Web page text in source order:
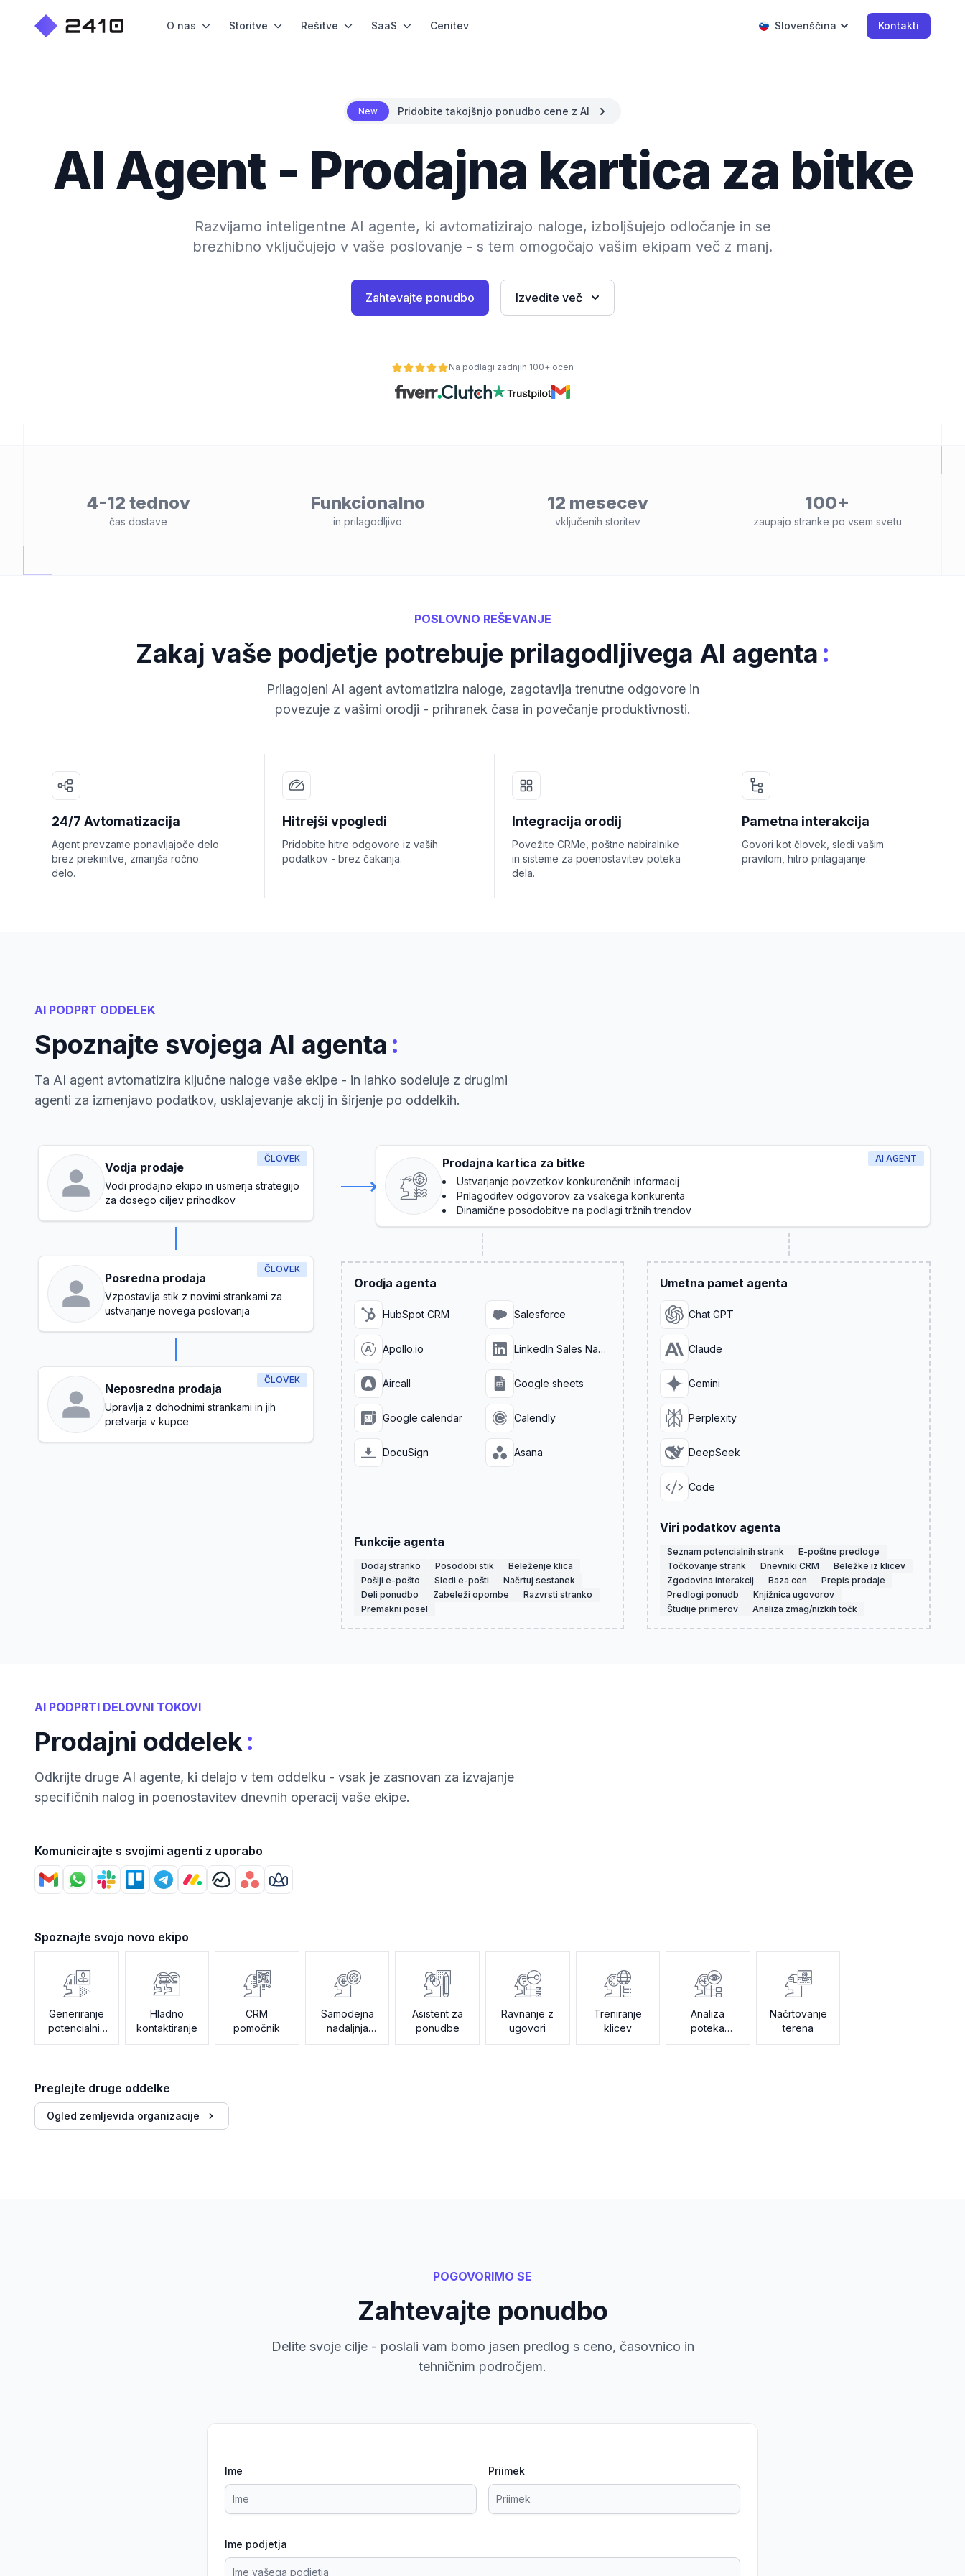
O nas Storitve Rešitve SaaS Cenitev Slovenščina Kontakti
New Pridobite takojšnjo ponudbo cene z AI
AI Agent - Prodajna kartica za bitke
Razvijamo inteligentne AI agente, ki avtomatizirajo naloge, izboljšujejo odločanje in se
brezhibno vključujejo v vaše poslovanje - s tem omogočajo vašim ekipam več z manj.
Zahtevajte ponudbo Izvedite več
Na podlagi zadnjih 100+ ocen
4-12 tednov
čas dostave
Funkcionalno
in prilagodljivo
12 mesecev
vključenih storitev
100+
zaupajo stranke po vsem svetu
POSLOVNO REŠEVANJE
Zakaj vaše podjetje potrebuje prilagodljivega AI agenta :
Prilagojeni AI agent avtomatizira naloge, zagotavlja trenutne odgovore in
povezuje z vašimi orodji - prihranek časa in povečanje produktivnosti.
24/7 Avtomatizacija
Agent prevzame ponavljajoče delo
brez prekinitve, zmanjša ročno
delo.
Hitrejši vpogledi
Pridobite hitre odgovore iz vaših
podatkov - brez čakanja.
Integracija orodij
Povežite CRMe, poštne nabiralnike
in sisteme za poenostavitev poteka
dela.
Pametna interakcija
Govori kot človek, sledi vašim
pravilom, hitro prilagajanje.
AI PODPRT ODDELEK
Spoznajte svojega AI agenta :
Ta AI agent avtomatizira ključne naloge vaše ekipe - in lahko sodeluje z drugimi
agenti za izmenjavo podatkov, usklajevanje akcij in širjenje po oddelkih.
ČLOVEK
Vodja prodaje
Vodi prodajno ekipo in usmerja strategijo
za dosego ciljev prihodkov
ČLOVEK
Posredna prodaja
Vzpostavlja stik z novimi strankami za
ustvarjanje novega poslovanja
ČLOVEK
Neposredna prodaja
Upravlja z dohodnimi strankami in jih
pretvarja v kupce
AI AGENT
Prodajna kartica za bitke
Ustvarjanje povzetkov konkurenčnih informacij
Prilagoditev odgovorov za vsakega konkurenta
Dinamične posodobitve na podlagi tržnih trendov
Orodja agenta
HubSpot CRM Salesforce
Apollo.io LinkedIn Sales Navigator
Aircall Google sheets
Google calendar Calendly
DocuSign Asana
Funkcije agenta
Dodaj stranko Posodobi stik
Beleženje klica
Pošlji e-pošto
Sledi e-pošti
Načrtuj sestanek
Deli ponudbo
Zabeleži opombe
Razvrsti stranko
Premakni posel
Umetna pamet agenta
Chat GPT
Claude
Gemini
Perplexity
DeepSeek
Code
Viri podatkov agenta
Seznam potencialnih strank
E-poštne predloge
Točkovanje strank
Dnevniki CRM
Beležke iz klicev
Zgodovina interakcij
Baza cen
Prepis prodaje
Predlogi ponudb
Knjižnica ugovorov
Študije primerov
Analiza zmag/nizkih točk
AI PODPRTI DELOVNI TOKOVI
Prodajni oddelek:
Odkrijte druge AI agente, ki delajo v tem oddelku - vsak je zasnovan za izvajanje
specifičnih nalog in poenostavitev dnevnih operacij vaše ekipe.
Komunicirajte s svojimi agenti z uporabo
Spoznajte svojo novo ekipo
Generiranje
potencialnih
strank
Hladno
kontaktiranje
CRM
pomočnik
Samodejna
nadaljnja
obdelava po
Asistent za
ponudbe
Ravnanje z
ugovori
Treniranje
klicev
Analiza
poteka
prodaje
Načrtovanje
terena
Preglejte druge oddelke
Ogled zemljevida organizacije
POGOVORIMO SE
Zahtevajte ponudbo
Delite svoje cilje - poslali vam bomo jasen predlog s ceno, časovnico in
tehničnim področjem.
Ime Priimek
Ime podjetja